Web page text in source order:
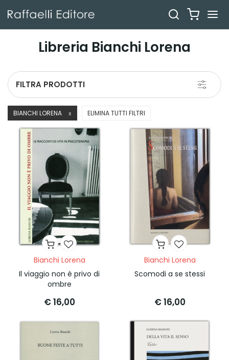
Libreria Bianchi Lorena
Toggle
FILTRA PRODOTTI
BIANCHI LORENA X ELIMINA TUTTI FILTRI
Bianchi Lorena
Il viaggio non è privo di
ombre
€ 16,00
Bianchi Lorena
Scomodi a se stessi
€ 16,00